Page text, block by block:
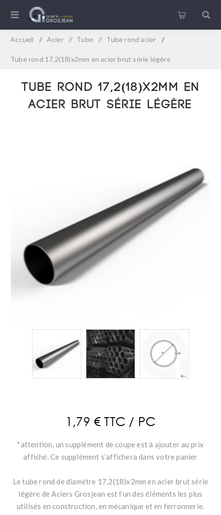
Accueil / Acier / Tube / Tube rond acier /
Tube rond 17,2(18)x2mm en acier brut série légère
Tube rond 17,2(18)x2mm en
acier brut série légère
1,79 € TTC / PC
*attention, un supplément de coupe est à ajouter au prix
affiché. Ce supplément s’affichera dans votre panier
Le tube rond de diamètre 17,2(18)x2mm en acier brut série
légère de Aciers Grosjean est l’un des éléments les plus
utilisés en construction, en mécanique et en ferronnerie.